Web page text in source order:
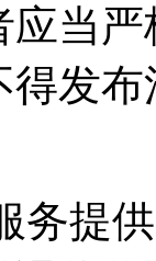
当
发
务提